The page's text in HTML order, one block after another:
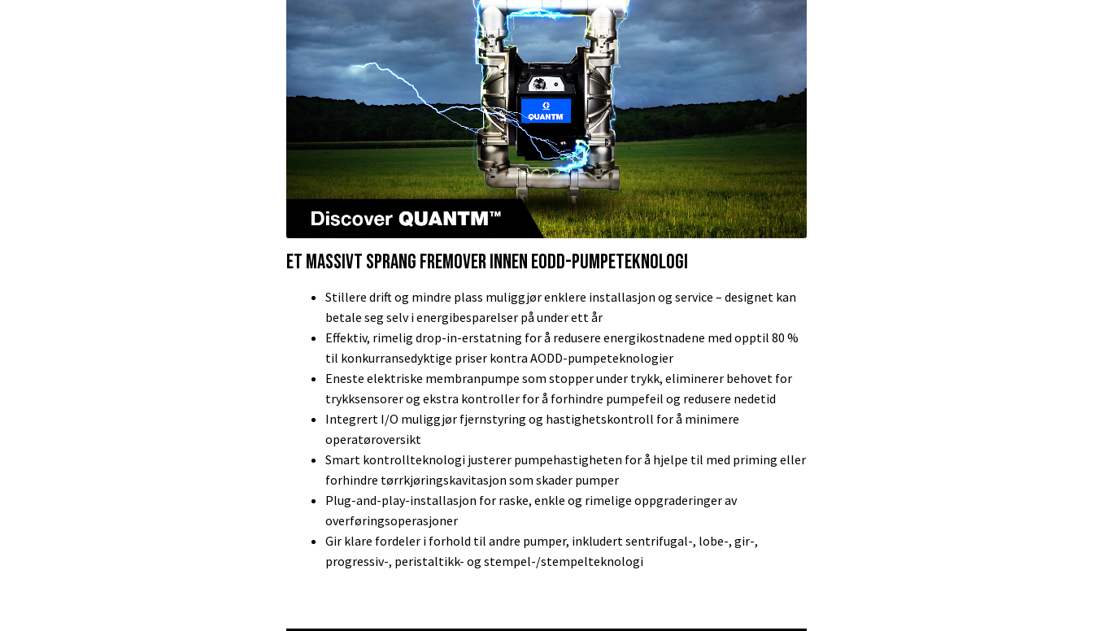
ET MASSIVT SPRANG FREMOVER INNEN EODD-PUMPETEKNOLOGI
Stillere drift og mindre plass muliggjør enklere installasjon og service – designet kan
betale seg selv i energibesparelser på under ett år
Effektiv, rimelig drop-in-erstatning for å redusere energikostnadene med opptil 80 %
til konkurransedyktige priser kontra AODD-pumpeteknologier
Eneste elektriske membranpumpe som stopper under trykk, eliminerer behovet for
trykksensorer og ekstra kontroller for å forhindre pumpefeil og redusere nedetid
Integrert I/O muliggjør fjernstyring og hastighetskontroll for å minimere
operatøroversikt
Smart kontrollteknologi justerer pumpehastigheten for å hjelpe til med priming eller
forhindre tørrkjøringskavitasjon som skader pumper
Plug-and-play-installasjon for raske, enkle og rimelige oppgraderinger av
overføringsoperasjoner
Gir klare fordeler i forhold til andre pumper, inkludert sentrifugal-, lobe-, gir-,
progressiv-, peristaltikk- og stempel-/stempelteknologi